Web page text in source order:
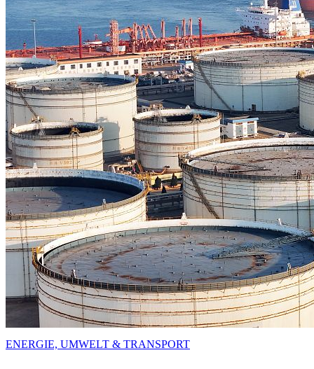
ENERGIE, UMWELT & TRANSPORT